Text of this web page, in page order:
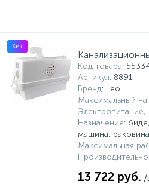
Хит
Код товара:
Артикул: 8891
Бренд: Leo
Максимальный
Электропитание,
Назначение:
машина,
Максимальная
13 722 руб. /